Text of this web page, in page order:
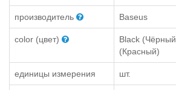
производитель Baseus
color (цвет)
Black
(Красный)
единицы измерения шт.